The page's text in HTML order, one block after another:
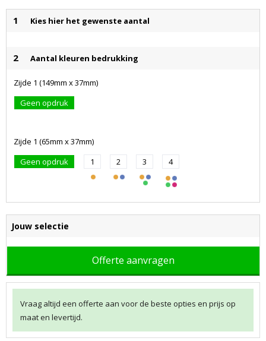
1 Kies hier het gewenste aantal
2 Aantal kleuren bedrukking
Zijde 1 (149mm x 37mm)
Geen opdruk
Zijde 1 (65mm x 37mm)
Geen opdruk
1 2 3 4
Jouw selectie
Offerte aanvragen
Vraag altijd een offerte aan voor de beste opties en prijs op
maat en levertijd.